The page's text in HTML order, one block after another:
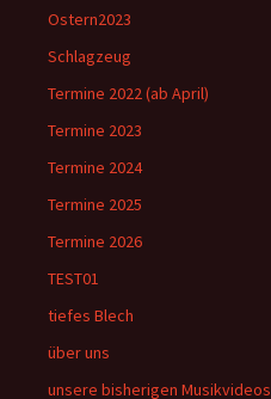
Ostern2023
Schlagzeug
Termine 2022 (ab April)
Termine 2023
Termine 2024
Termine 2025
Termine 2026
TEST01
tiefes Blech
über uns
unsere bisherigen Musikvideos